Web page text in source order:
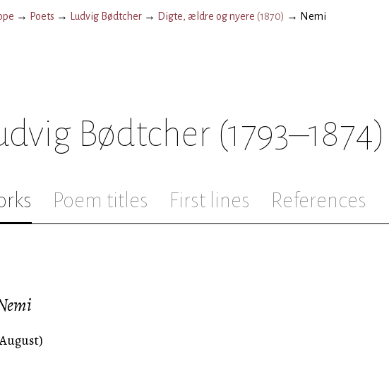
→ Poets → Ludvig Bødtcher → Digte, ældre og nyere (1870) → Nemi
Bødtcher (1793–1874)
Poem titles First lines References